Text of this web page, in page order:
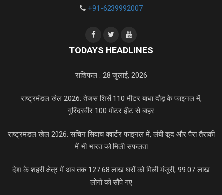
+91-6239992007
TODAYS HEADLINES
राशिफल : 28 जुलाई, 2026
राष्ट्रमंडल खेल 2026: तेजस शिर्से 110 मीटर बाधा दौड़ के फाइनल में,
गुरिंदरवीर 100 मीटर हीट से बाहर
राष्ट्रमंडल खेल 2026: सचिन सिवाच क्वार्टर फाइनल में, लंबी कूद और पैरा तैराकी
में भी भारत को मिली सफलता
देश के शहरी क्षेत्र में अब तक 127.68 लाख घरों को मिली मंजूरी, 99.07 लाख
लोगों को सौंपे गए